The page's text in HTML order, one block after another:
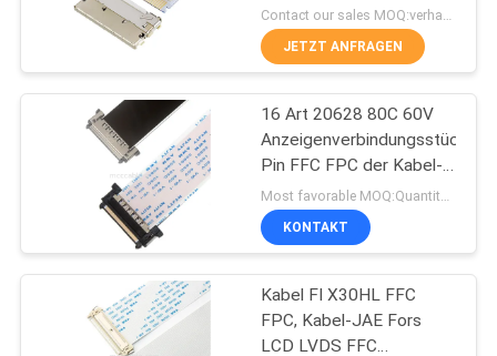
VIDEOS
ÜBER
WERKSBESICHTIGUNG
QUALITÄTSKONTROLLE
KONTAKT
LVDS EDV-Kabel
77
157
Contact our sales MOQ:verhandelbar
JETZT ANFRAGEN
16 Art 20628 80C 60V
Anzeigenverbindungsstück
Pin FFC FPC der Kabel-
0,5 Neigungs-A lvds VW
1
KONTAKT
Kabel FI X30HL FFC
FPC, Kabel-JAE Fors
LCD LVDS FFC